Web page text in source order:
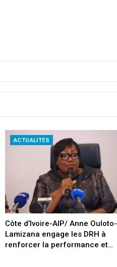
ACTUALITÉS
Côte d’Ivoire-AIP/ Anne Ouloto-
Lamizana engage les DRH à
renforcer la performance et…